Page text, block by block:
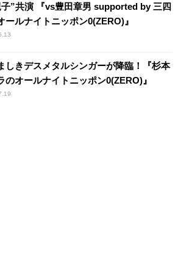
”共演 『vs豊田章男 supported by 三四
ールナイトニッポン0(ZERO)』
しきデスメタルシンガーが降臨！『杉本
のオールナイトニッポン0(ZERO)』